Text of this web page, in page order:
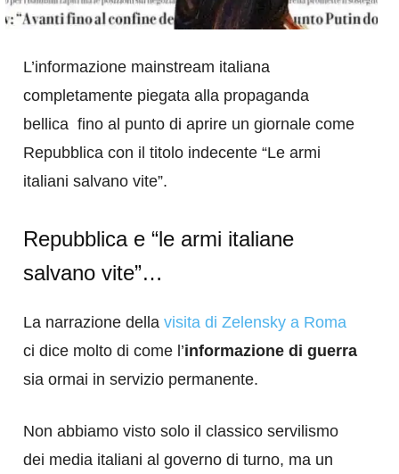
L’informazione mainstream italiana
completamente piegata alla propaganda
bellica fino al punto di aprire un giornale come
Repubblica con il titolo indecente “Le armi
italiani salvano vite”.
Repubblica e “le armi italiane
salvano vite”…
La narrazione della visita di Zelensky a Roma
ci dice molto di come l’informazione di guerra
sia ormai in servizio permanente.
Non abbiamo visto solo il classico servilismo
dei media italiani al governo di turno, ma un